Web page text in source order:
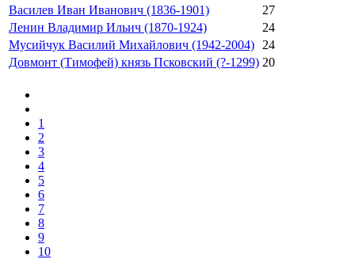
Василев Иван Иванович (1836-1901)
27
Ленин Владимир Ильич (1870-1924)
24
Мусийчук Василий Михайлович (1942-2004)
24
Довмонт (Тимофей) князь Псковский (?-1299) 20
1
2
3
4
5
6
7
8
9
10